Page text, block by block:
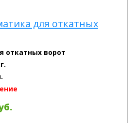
для откатных
откатных ворот